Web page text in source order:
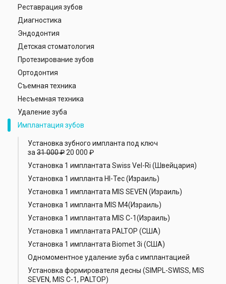
Реставрация зубов
Диагностика
Эндодонтия
Детская стоматология
Протезирование зубов
Ортодонтия
Съемная техника
Несъемная техника
Удаление зуба
Имплантация зубов
Установка зубного импланта под ключ
за 31 000 ₽20 000 ₽
Установка 1 имплантата Swiss Vel-Ri (Швейцария)
Установка 1 импланта HI-Tec (Израиль)
Установка 1 имплантата MIS SEVEN (Израиль)
Установка 1 импланта MIS M4(Израиль)
Установка 1 имплантата MIS С-1(Израиль)
Установка 1 имплантата PALTOP (США)
Установка 1 имплантата Biomet 3i (США)
Одномоментное удаление зуба с имплантацией
Установка формирователя десны (SIMPL-SWISS, MIS
SEVEN, MIS C-1, PALTOP)